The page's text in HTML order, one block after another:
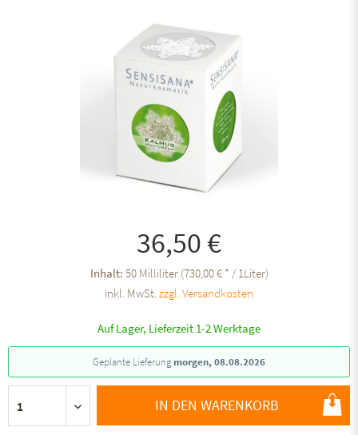
36,50 €
Inhalt: 50 Milliliter (730,00 € * / 1Liter)
inkl. MwSt.zzgl. Versandkosten
Auf Lager, Lieferzeit 1-2 Werktage
Geplante Lieferungmorgen, 08.08.2026
IN DEN WARENKORB